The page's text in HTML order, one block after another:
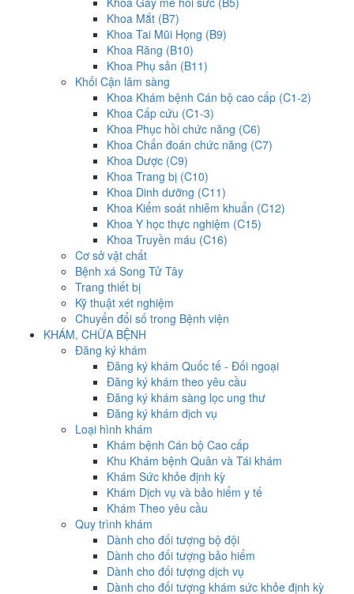
Khoa Mắt (B7)
Khoa Tai Mũi Họng (B9)
Khoa Răng (B10)
Khoa Phụ sản (B11)
Khối Cận lâm sàng
Khoa Khám bệnh Cán bộ cao cấp (C1-2)
Khoa Cấp cứu (C1-3)
Khoa Phục hồi chức năng (C6)
Khoa Chẩn đoán chức năng (C7)
Khoa Dược (C9)
Khoa Trang bị (C10)
Khoa Dinh dưỡng (C11)
Khoa Kiểm soát nhiễm khuẩn (C12)
Khoa Y học thực nghiệm (C15)
Khoa Truyền máu (C16)
Cơ sở vật chất
Bệnh xá Song Tử Tây
Trang thiết bị
Kỹ thuật xét nghiệm
Chuyển đổi số trong Bệnh viện
KHÁM, CHỮA BỆNH
Đăng ký khám
Đăng ký khám Quốc tế - Đối ngoại
Đăng ký khám theo yêu cầu
Đăng ký khám sàng lọc ung thư
Đăng ký khám dịch vụ
Loại hình khám
Khám bệnh Cán bộ Cao cấp
Khu Khám bệnh Quân và Tái khám
Khám Sức khỏe định kỳ
Khám Dịch vụ và bảo hiểm y tế
Khám Theo yêu cầu
Quy trình khám
Dành cho đối tượng bộ đội
Dành cho đối tượng bảo hiểm
Dành cho đối tượng dịch vụ
Dành cho đối tượng khám sức khỏe định kỳ